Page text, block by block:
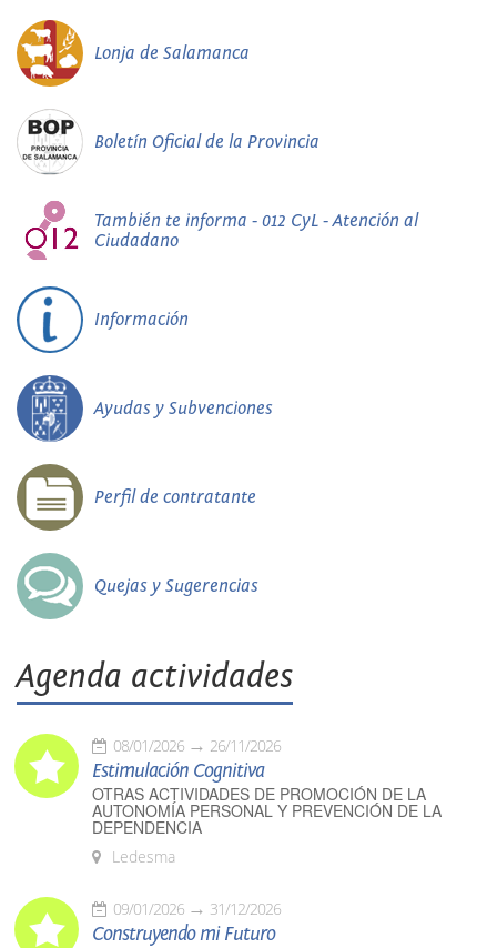
Lonja de Salamanca
Boletín Oficial de la Provincia
También te informa - 012 CyL - Atención al
Ciudadano
Información
Ayudas y Subvenciones
Perfil de contratante
Quejas y Sugerencias
Agenda actividades
08/01/2026 26/11/2026
Estimulación Cognitiva
OTRAS ACTIVIDADES DE PROMOCIÓN DE LA
AUTONOMÍA PERSONAL Y PREVENCIÓN DE LA
DEPENDENCIA
Ledesma
09/01/2026 31/12/2026
Construyendo mi Futuro